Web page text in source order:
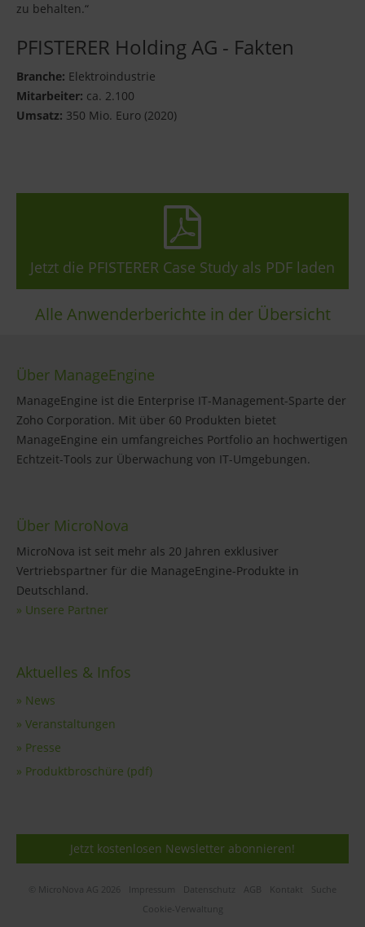
zu behalten.“
PFISTERER Holding AG - Fakten
Branche: Elektroindustrie
Mitarbeiter: ca. 2.100
Umsatz: 350 Mio. Euro (2020)
Jetzt die PFISTERER Case Study als PDF laden
Alle Anwenderberichte in der Übersicht
Über ManageEngine
ManageEngine ist die Enterprise IT-Management-Sparte der
Zoho Corporation. Mit über 60 Produkten bietet
ManageEngine ein umfangreiches Portfolio an hochwertigen
Echtzeit-Tools zur Überwachung von IT-Umgebungen.
Über MicroNova
MicroNova ist seit mehr als 20 Jahren exklusiver
Vertriebspartner für die ManageEngine-Produkte in
Deutschland.
» Unsere Partner
Aktuelles & Infos
» News
» Veranstaltungen
» Presse
» Produktbroschüre (pdf)
Jetzt kostenlosen Newsletter abonnieren!
© MicroNova AG 2026 Impressum Datenschutz AGB Kontakt
Suche
Cookie-Verwaltung